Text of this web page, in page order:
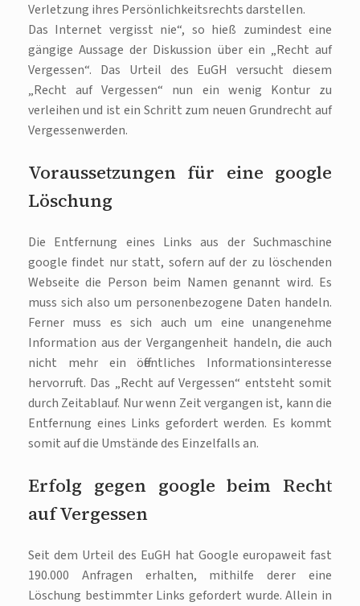
Verletzung ihres Persönlichkeitsrechts darstellen.
Das Internet vergisst nie“, so hieß zumindest eine
gängige Aussage der Diskussion über ein „Recht auf
Vergessen“. Das Urteil des EuGH versucht diesem
„Recht auf Vergessen“ nun ein wenig Kontur zu
verleihen und ist ein Schritt zum neuen Grundrecht auf
Vergessenwerden.
Voraussetzungen für eine google
Löschung
Die Entfernung eines Links aus der Suchmaschine
google findet nur statt, sofern auf der zu löschenden
Webseite die Person beim Namen genannt wird. Es
muss sich also um personenbezogene Daten handeln.
Ferner muss es sich auch um eine unangenehme
Information aus der Vergangenheit handeln, die auch
nicht mehr ein öffentliches Informationsinteresse
hervorruft. Das „Recht auf Vergessen“ entsteht somit
durch Zeitablauf. Nur wenn Zeit vergangen ist, kann die
Entfernung eines Links gefordert werden. Es kommt
somit auf die Umstände des Einzelfalls an.
Erfolg gegen google beim Recht
auf Vergessen
Seit dem Urteil des EuGH hat Google europaweit fast
190.000 Anfragen erhalten, mithilfe derer eine
Löschung bestimmter Links gefordert wurde. Allein in